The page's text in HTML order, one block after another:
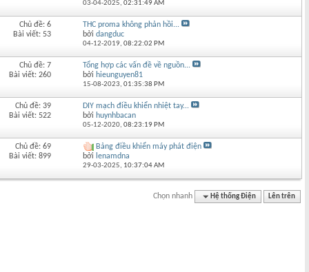
03-04-2025,02:31:49 AM
Chủ đề: 6
Bài viết: 53
THC proma không phản hồi...
bởidangduc
04-12-2019,08:22:02 PM
Chủ đề: 7
Bài viết: 260
Tổng hợp các vấn đề về nguồn...
bởi hieunguyen81
15-08-2023,01:35:38 PM
Chủ đề: 39
Bài viết: 522
DIY mạch điều khiển nhiệt tay...
bởi huynhbacan
05-12-2020,08:23:19 PM
Chủ đề: 69
Bài viết: 899
Bảng điều khiển máy phát điện
bởi lenamdna
29-03-2025, 10:37:04 AM
Chọn nhanh Hệ thống Điện Lên trên